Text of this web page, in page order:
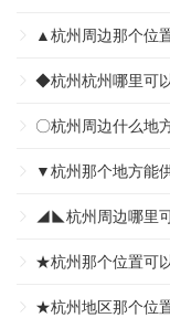
▲杭州周边那个位
◆杭州杭州哪里可
〇杭州周边什么地
▼杭州那个地方能
◢◣杭州周边哪里
★杭州那个位置可
★杭州地区那个位